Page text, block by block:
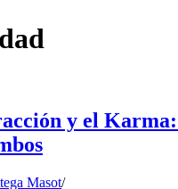
y el
Masot